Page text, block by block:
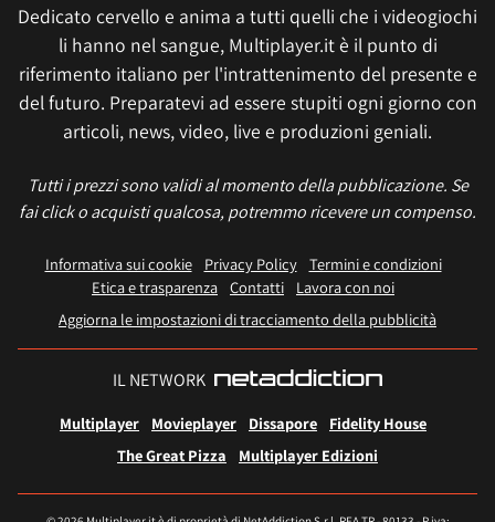
Dedicato cervello e anima a tutti quelli che i videogiochi
li hanno nel sangue, Multiplayer.it è il punto di
riferimento italiano per l'intrattenimento del presente e
del futuro. Preparatevi ad essere stupiti ogni giorno con
articoli, news, video, live e produzioni geniali.
Tutti i prezzi sono validi al momento della pubblicazione. Se
fai click o acquisti qualcosa, potremmo ricevere un compenso.
Informativa sui cookie Privacy Policy
Termini e condizioni
Etica e trasparenza Contatti
Lavora con noi
Aggiorna le impostazioni di tracciamento della pubblicità
IL NETWORK
Multiplayer Movieplayer Dissapore
Fidelity House
The Great Pizza
Multiplayer Edizioni